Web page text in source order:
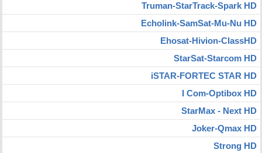
Truman-StarTrack-Spark HD
Echolink-SamSat-Mu-Nu HD
Ehosat-Hivion-ClassHD
StarSat-Starcom HD
iSTAR-FORTEC STAR HD
I Com-Optibox HD
StarMax - Next HD
Joker-Qmax HD
Strong HD